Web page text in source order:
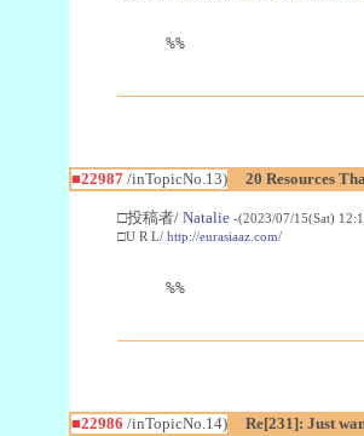
%%
■22987/inTopicNo.13) 20 Resources
□投稿者/ Natalie -(2023/07/15(Sat)
□U R L/ http://eurasiaaz.com/
%%
■22986 /inTopicNo.14) Re[231]: Just